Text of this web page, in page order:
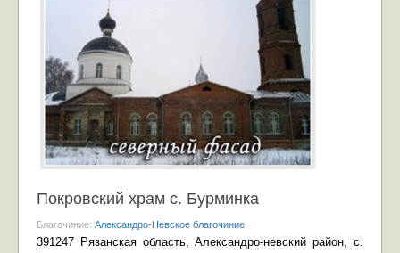
Покровский храм с. Бурминка
Благочиние: Александро-Невское благочиние
391247 Рязанская область, Александро-невский район, с.